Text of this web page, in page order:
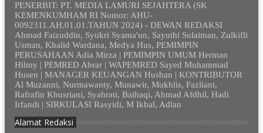
PENERBIT: PT. MEDIA LAMURI SEJAHTERA (SK
KEMENKUMHAM RI Nomor: AHU-
0092311.AH.01.01.TAHUN 2024) - DEWAN REDAKSI
Ahmad Faizuddin, Syukri Syama'un, Sayuthi Sulaiman, Zulkifli
Usman, Khalid Wardana, Medya Hus, PEMIMPIN
PERUSAHAAN Adia Mirza | PEMIMPIN UMUM Herman
Hilmy | PEMRED Abrar | WAPEMRED Sayed Muhammad
Husen | MANAGER KEUANGAN Husban | KONTRIBUTOR
Al Muzanni, Nurmawanty, Munawir, Mukhlis, Fazliani,
Rafrafin Khusriani, Syahrati, Baihaqi, Ahmad Afdhil, Hadi
Irfandi | SIRKULASI Rasyidi, M Ikbal, Adlan
Alamat Redaksi